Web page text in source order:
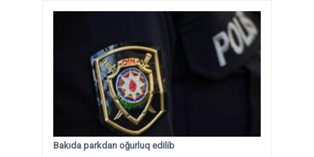
Bakıda parkdan oğurluq edilib